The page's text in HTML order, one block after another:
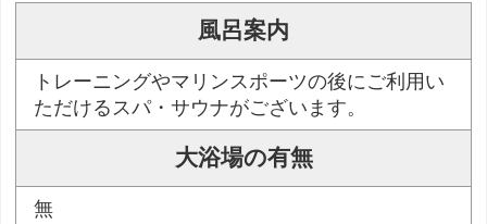
風呂案内
トレーニングやマリンスポーツの後にご利用い
ただけるスパ・サウナがございます。
大浴場の有無
無